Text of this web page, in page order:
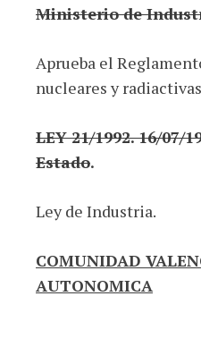
Ministerio de
Aprueba el
nucleares y radiactivas
LEY 21/1992. 16/07/
Estado.
Ley de Industria.
COMUNIDAD
AUTONOMICA